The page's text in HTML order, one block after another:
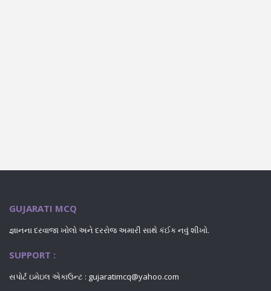
GUJARATI MCQ
જ્ઞાનના દરવાજા ખોલો અને દરરોજ અમારી સાથે કંઈક નવું શીખો.
SUPPORT :
સપોર્ટ ઇમેઇલ એકાઉન્ટ : gujaratimcq@yahoo.com